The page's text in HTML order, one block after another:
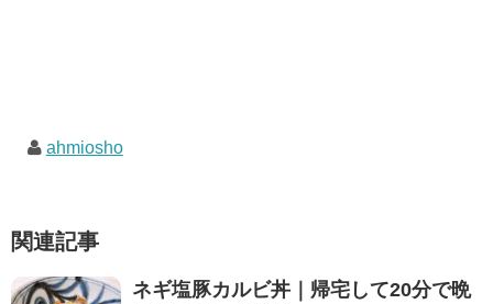
ahmiosho
関連記事
ネギ塩豚カルビ丼｜帰宅して20分で晩